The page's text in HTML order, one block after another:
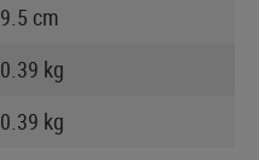
9.5 cm
0.39 kg
0.39 kg